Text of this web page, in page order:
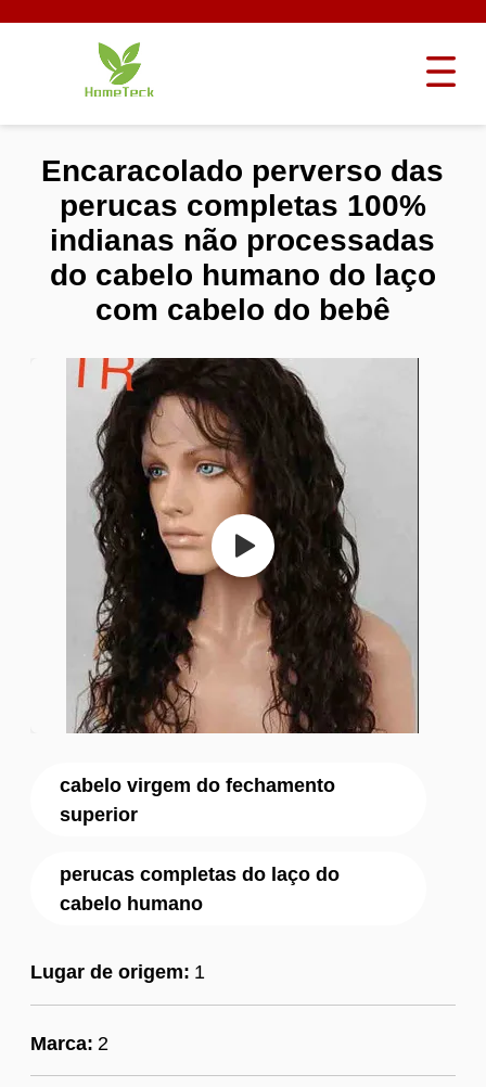
cabelo virgem do fechamento
superior
perucas completas do laço do
cabelo humano
Lugar de origem: 1
Marca: 2
Encaracolado perverso das
perucas completas 100%
indianas não processadas
do cabelo humano do laço
com cabelo do bebê